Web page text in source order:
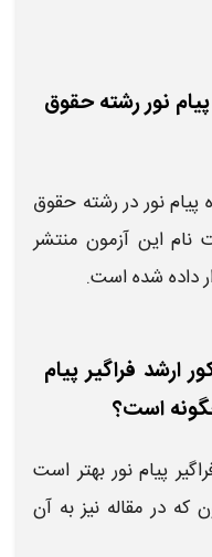
نور رشته حقوق
پیام نور در رشته حقوق
این آزمون منتشر
داده شده است.
ارشد فراگیر پیام
است؟
پیام نور بهتر است
که در مقاله نیز به آن